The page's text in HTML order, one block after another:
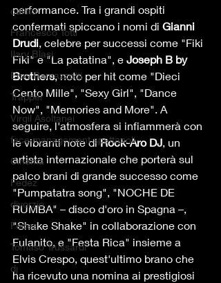
calcio
Francesco Totti
Ilary Blasi
Eros Ramazzotti
Trapper
Virgil Asoltanei
face management spettacoli
Cinema
Fedez
divorzio
Fedez
Tomaso Trussardi
dj
performance. Tra i grandi ospiti
confermati spiccano i nomi di Gianni
Drudi, celebre per successi come "Fiki
Fiki" e "La patatina", e Joseph B by
Brothers, noto per hit come "Dieci
Cento Mille", "Sexy Girl", "Dance
Now", "Memories and More". A
seguire, l'atmosfera si infiammerà con
le vibranti note di Rock-Aro DJ, un
artista internazionale che porterà sul
palco brani di grande successo come
"Pumpatatra song", "NOCHE DE
RUMBA" – disco d'oro in Spagna –,
"Shake Shake" in collaborazione con
Fulanito, e "Festa Rica" insieme a
Elvis Crespo, quest'ultimo brano che
ha ricevuto una nomina ai prestigiosi